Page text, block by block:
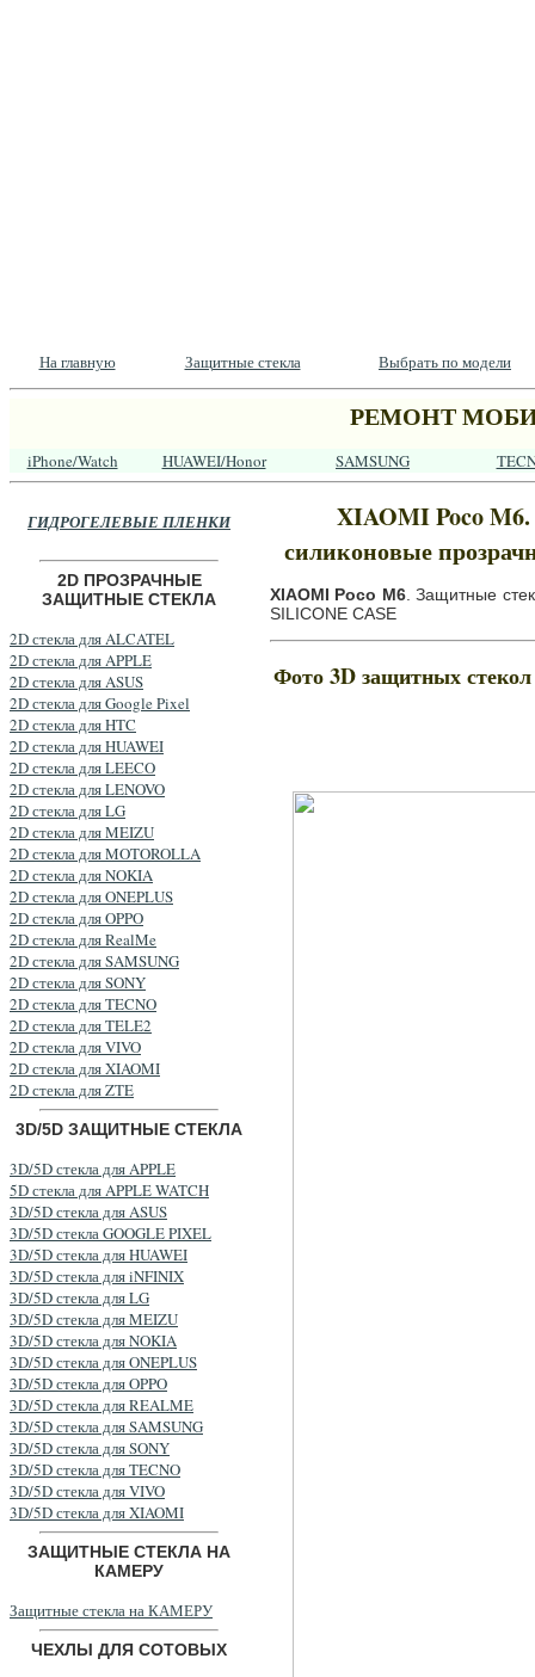
На главную Защитные стекла Выбрать по модели
РЕМОНТ
iPhone/Watch HUAWEI/Honor SAMSUNG
ГИДРОГЕЛЕВЫЕ ПЛЕНКИ
2D ПРОЗРАЧНЫЕ
ЗАЩИТНЫЕ СТЕКЛА
2D стекла для ALCATEL
2D стекла для APPLE
2D стекла для ASUS
2D стекла для Google Pixel
2D стекла для HTC
2D стекла для HUAWEI
2D стекла для LEECO
2D стекла для LENOVO
2D стекла для LG
2D стекла для MEIZU
2D стекла для MOTOROLLA
2D стекла для NOKIA
2D стекла для ONEPLUS
2D стекла для OPPO
2D стекла для RealMe
2D стекла для SAMSUNG
2D стекла для SONY
2D стекла для TECNO
2D стекла для TELE2
2D стекла для VIVO
2D стекла для XIAOMI
2D стекла для ZTE
3D/5D ЗАЩИТНЫЕ СТЕКЛА
3D/5D стекла для APPLE
5D стекла для APPLE WATCH
3D/5D стекла для ASUS
3D/5D стекла GOOGLE PIXEL
3D/5D стекла для HUAWEI
3D/5D стекла для iNFINIX
3D/5D стекла для LG
3D/5D стекла для MEIZU
3D/5D стекла для NOKIA
3D/5D стекла для ONEPLUS
3D/5D стекла для OPPO
3D/5D стекла для REALME
3D/5D стекла для SAMSUNG
3D/5D стекла для SONY
3D/5D стекла для TECNO
3D/5D стекла для VIVO
3D/5D стекла для XIAOMI
ЗАЩИТНЫЕ СТЕКЛА НА
КАМЕРУ
Защитные стекла на КАМЕРУ
ЧЕХЛЫ ДЛЯ СОТОВЫХ
XIAOMI Poco
силиконовые
XIAOMI Poco M6. Защитные
SILICONE CASE
Фото 3D защитных